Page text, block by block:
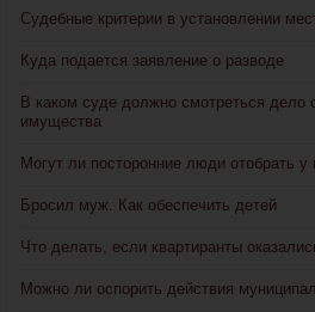
Судебные критерии в установлении
Куда подается заявление о разводе
В каком суде должно смотреться дело
имущества
Могут ли посторонние люди отобрать у
Бросил муж. Как обеспечить детей
Что делать, если квартиранты
Можно ли оспорить действия